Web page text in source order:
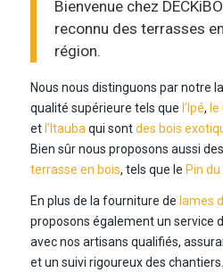
Bienvenue chez
reconnu des terrasses
région.
Nous nous distinguons par notre
qualité supérieure tels que l’Ipé,
et l’Itauba qui sontdes bois
Bien sûr nous proposons aussi
terrasse en bois, tels que le Pin du
En plus de la fourniture de lames
proposons également un service
avec nos artisans qualifiés,
et un suivi rigoureux des chantiers.